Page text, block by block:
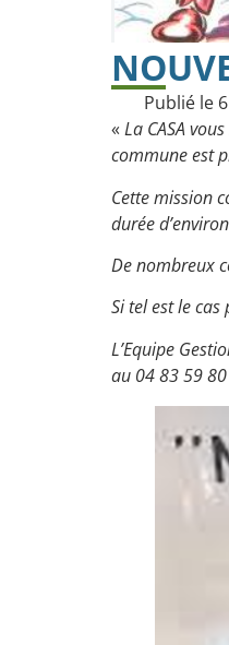
Publié le
«La CASA
commune est
Cette mission
durée
De nombreux
Si tel est le
L’Equipe
au 04 83 59